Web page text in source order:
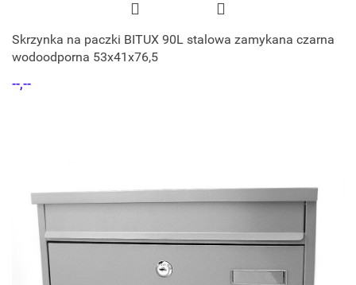
Skrzynka na paczki BITUX 90L stalowa zamykana czarna
wodoodporna 53x41x76,5
--,--